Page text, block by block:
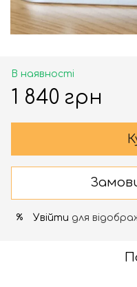
В наявності
1 840 грн
% Увійти для